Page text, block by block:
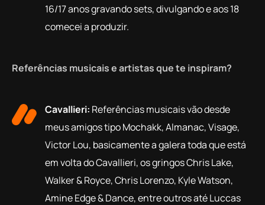
16/17 anos gravando sets, divulgando e aos 18
comecei a produzir.
Referências musicais e artistas que te inspiram?
Cavallieri: Referências musicais vão desde
meus amigos tipo Mochakk, Almanac, Visage,
Victor Lou, basicamente a galera toda que está
em volta do Cavallieri, os gringos Chris Lake,
Walker & Royce, Chris Lorenzo, Kyle Watson,
Amine Edge & Dance, entre outros até Luccas